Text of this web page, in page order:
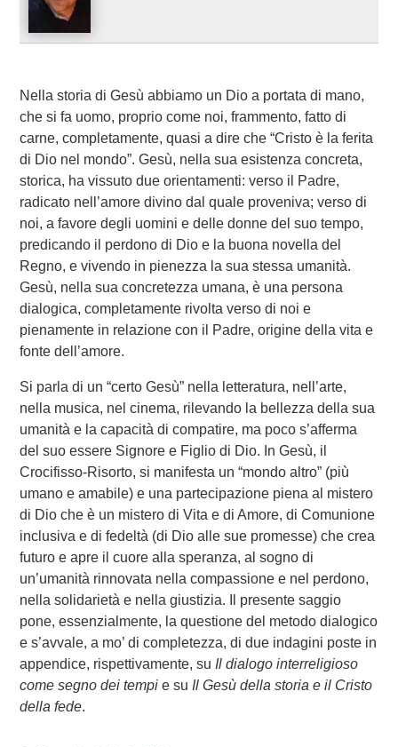
Nella storia di Gesù abbiamo un Dio a portata di mano,
che si fa uomo, proprio come noi, frammento, fatto di
carne, completamente, quasi a dire che “Cristo è la ferita
di Dio nel mondo”. Gesù, nella sua esistenza concreta,
storica, ha vissuto due orientamenti: verso il Padre,
radicato nell’amore divino dal quale proveniva; verso di
noi, a favore degli uomini e delle donne del suo tempo,
predicando il perdono di Dio e la buona novella del
Regno, e vivendo in pienezza la sua stessa umanità.
Gesù, nella sua concretezza umana, è una persona
dialogica, completamente rivolta verso di noi e
pienamente in relazione con il Padre, origine della vita e
fonte dell’amore.
Si parla di un “certo Gesù” nella letteratura, nell’arte,
nella musica, nel cinema, rilevando la bellezza della sua
umanità e la capacità di compatire, ma poco s’afferma
del suo essere Signore e Figlio di Dio. In Gesù, il
Crocifisso-Risorto, si manifesta un “mondo altro” (più
umano e amabile) e una partecipazione piena al mistero
di Dio che è un mistero di Vita e di Amore, di Comunione
inclusiva e di fedeltà (di Dio alle sue promesse) che crea
futuro e apre il cuore alla speranza, al sogno di
un’umanità rinnovata nella compassione e nel perdono,
nella solidarietà e nella giustizia. Il presente saggio
pone, essenzialmente, la questione del metodo dialogico
e s’avvale, a mo’ di completezza, di due indagini poste in
appendice, rispettivamente, su Il dialogo interreligioso
come segno dei tempi e su Il Gesù della storia e il Cristo
della fede.